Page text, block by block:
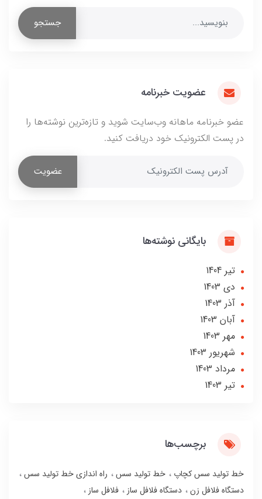
جستجو
عضویت خبرنامه
عضو خبرنامه ماهانه وب‌سایت شوید و تازه‌ترین نوشته‌ها را
در پست الکترونیک خود دریافت کنید.
عضویت
بایگانی نوشته‌ها
تير 1404
دی 1403
آذر 1403
آبان 1403
مهر 1403
شهریور 1403
مرداد 1403
تير 1403
برچسب‌ها
خط تولید سس کچاپ خط تولید سس
راه اندازی خط تولید سس
دستگاه فلافل زن
دستگاه فلافل ساز
فلافل ساز